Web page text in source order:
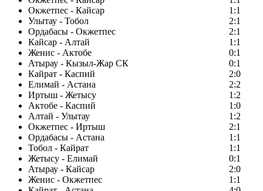
Окжетпес - Кайсар
1:1
Улытау - Тобол
2:1
Ордабасы - Окжетпес
2:1
Кайсар - Алтай
1:1
Женис - Актобе
0:1
Атырау - Кызыл-Жар СК
0:1
Кайрат - Каспий
2:0
Елимай - Астана
2:2
Иртыш - Жетысу
1:2
Актобе - Каспий
1:0
Алтай - Улытау
1:2
Окжетпес - Иртыш
2:1
Ордабасы - Астана
1:1
Тобол - Кайрат
1:1
Жетысу - Елимай
0:1
Атырау - Кайсар
2:0
Женис - Окжетпес
1:1